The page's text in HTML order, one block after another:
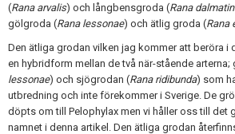
(Rana arvalis) och långbensgroda (Rana
gölgroda (Rana lessonae) och ätlig groda (Rana
Den ätliga grodan vilken jag kommer att beröra i
en hybridform mellan de två när-stående arterna;
lessonae) och sjögrodan (Rana ridibunda) som
utbredning och inte förekommer i Sverige. De
döpts om till Pelophylax men vi håller oss till det
namnet i denna artikel. Den ätliga grodan
Skapa konto